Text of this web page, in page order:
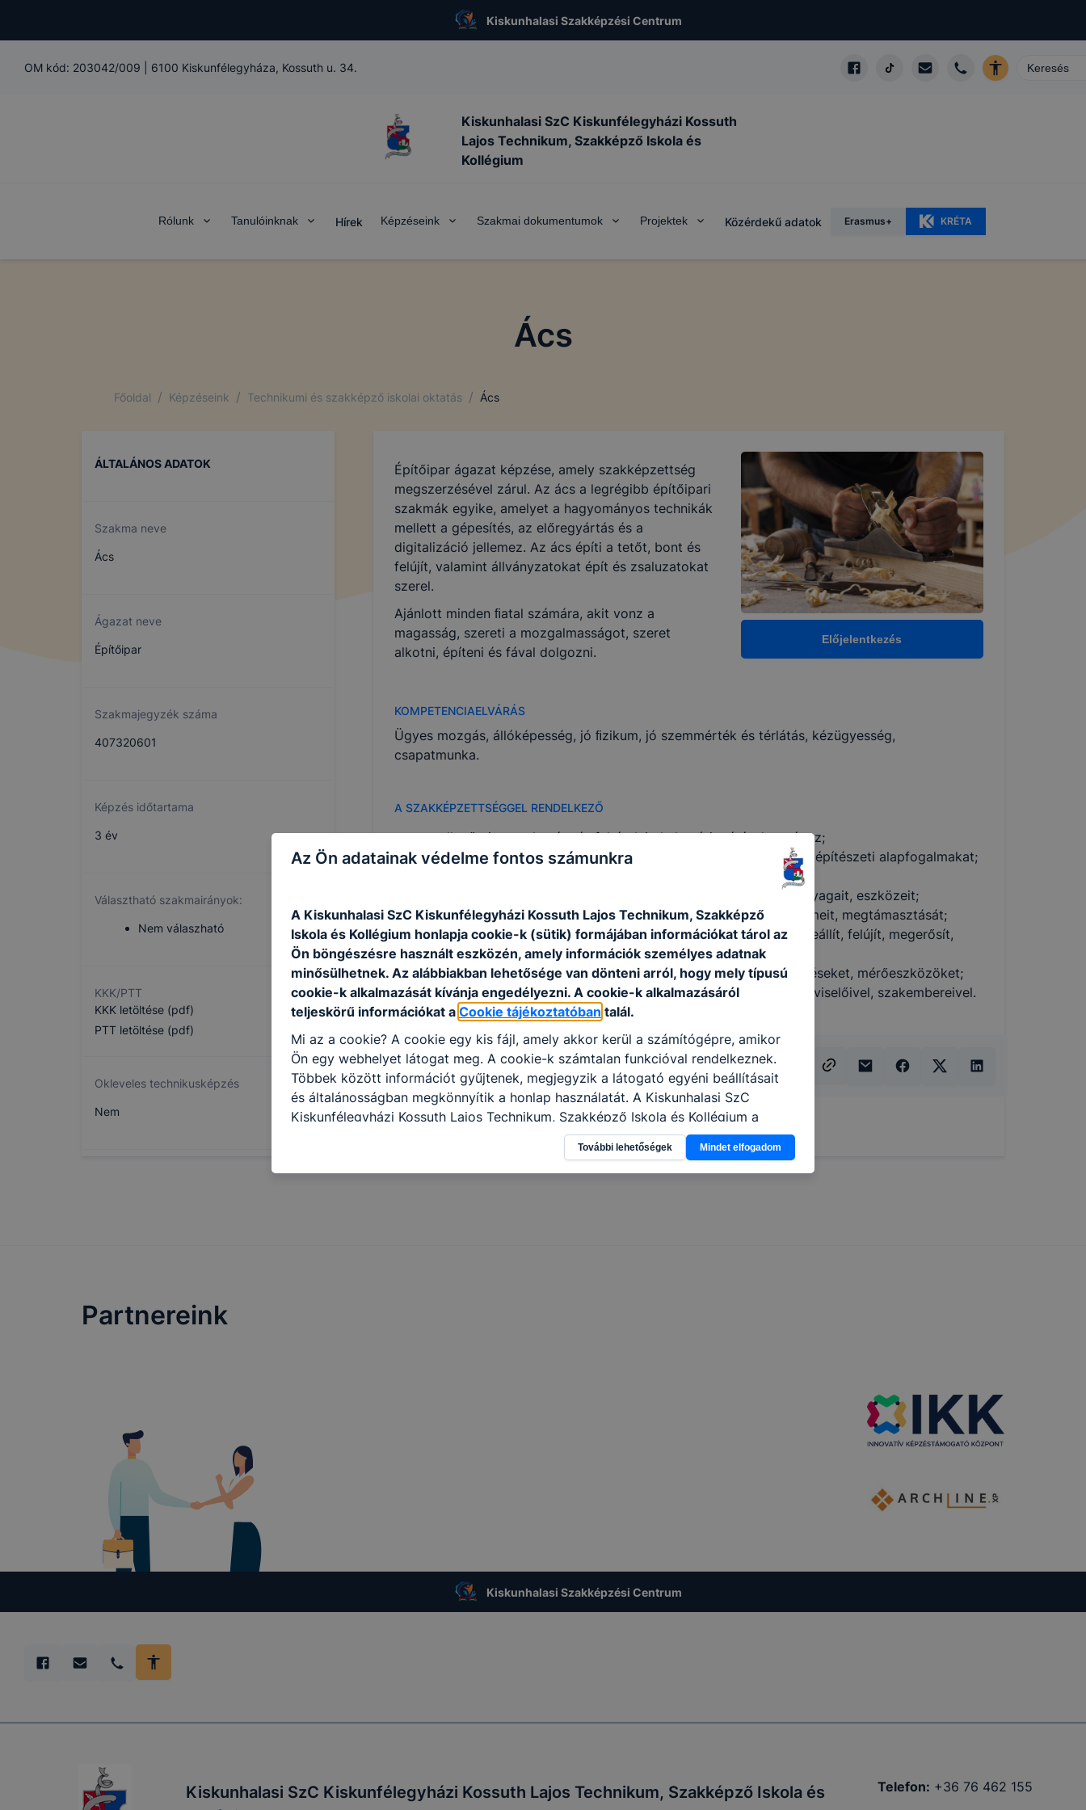
Kiskunhalasi Szakképzési Centrum
OM kód: 203042/009 6100 Kiskunfélegyháza, Kossuth u. 34.
Kiskunhalasi SzC Kiskunfélegyházi Kossuth
Lajos Technikum, Szakképző Iskola és
Kollégium
Rólunk Tanulóinknak Hírek Képzéseink Szakmai dokumentumok Projektek Közérdekű adatok Erasmus+ KRÉTA
Ács
Főoldal / Képzéseink / Technikumi és szakképző iskolai oktatás / Ács
ÁLTALÁNOS ADATOK
Szakma neve
Ács
Ágazat neve
Építőipar
Szakmajegyzék száma
407320601
Képzés időtartama
3 év
Választható szakmairányok:
Nem válaszható
KKK/PTT
KKK letöltése (pdf)
PTT letöltése (pdf)
Okleveles technikusképzés
Nem
Előjelentkezés
Építőipar ágazat képzése, amely szakképzettség
megszerzésével zárul. Az ács a legrégibb építőipari
szakmák egyike, amelyet a hagyományos technikák
mellett a gépesítés, az előregyártás és a
digitalizáció jellemez. Az ács építi a tetőt, bont és
felújít, valamint állványzatokat épít és zsaluzatokat
szerel.
Ajánlott minden ﬁatal számára, akit vonz a
magasság, szereti a mozgalmasságot, szeret
alkotni, építeni és fával dolgozni.
KOMPETENCIAELVÁRÁS
Ügyes mozgás, állóképesség, jó ﬁzikum, jó szemmérték és térlátás, kézügyesség,
csapatmunka.
A SZAKKÉPZETTSÉGGEL RENDELKEZŐ
ellenőrzi a munkavégzés feltételeit, helyszíni méréseket végez;
értelmezi a műszaki dokumentáció tartalmát és használja az építészeti alapfogalmakat;
biztosítja és ellenőrzi a szükséges anyagokat és eszközöket;
előkészíti a hagyományos zsaluzási, állványozási munkák anyagait, eszközeit;
összeállítja, elhelyezi a pillérek, falak hagyományos zsaluelemeit, megtámasztását;
faszerkezeteket (fa fedélszerkezetek, fafödémek) épít, helyreállít, felújít, megerősít,
átalakít, beépít;
működteti a munkavégzéshez szükséges gépeket, berendezéseket, mérőeszközöket;
együttműködik az építőipari szakmák egyes területeinek képviselőivel, szakembereivel.
Megosztás
Partnereink
Kiskunhalasi Szakképzési Centrum
Kiskunhalasi SzC Kiskunfélegyházi Kossuth Lajos Technikum, Szakképző Iskola és
Telefon: +36 76 462 155
Az Ön adatainak védelme fontos számunkra
A Kiskunhalasi SzC Kiskunfélegyházi Kossuth Lajos Technikum, Szakképző
Iskola és Kollégium honlapja cookie-k (sütik) formájában információkat tárol az
Ön böngészésre használt eszközén, amely információk személyes adatnak
minősülhetnek. Az alábbiakban lehetősége van dönteni arról, hogy mely típusú
cookie-k alkalmazását kívánja engedélyezni. A cookie-k alkalmazásáról
teljeskörű információkat a Cookie tájékoztatóban talál.
Mi az a cookie? A cookie egy kis fájl, amely akkor kerül a számítógépre, amikor
Ön egy webhelyet látogat meg. A cookie-k számtalan funkcióval rendelkeznek.
Többek között információt gyűjtenek, megjegyzik a látogató egyéni beállításait
és általánosságban megkönnyítik a honlap használatát. A Kiskunhalasi SzC
Kiskunfélegyházi Kossuth Lajos Technikum, Szakképző Iskola és Kollégium a
cookie-kat a következő célokból használja: információ gyűjtése azzal
kapcsolatban, hogyan használja Ön a honlapot -annak felmérésével, hogy a
honlap melyik részeit látogatja, vagy használja leginkább, így megtudhatjuk,
További lehetőségek Mindet elfogadom